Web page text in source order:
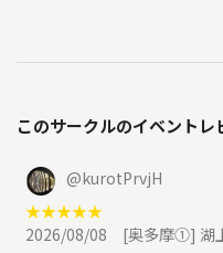
このサークルのイベントレ
@kurotPrvjH
★★★★★
2026/08/08
[奥多摩①] 湖上SUP & 希望者